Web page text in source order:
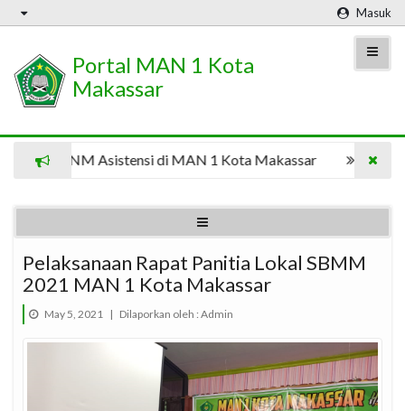
Masuk
Portal MAN 1 Kota
Makassar
UNM Asistensi di MAN 1 Kota Makassar 8
Pelaksanaan Rapat Panitia Lokal SBMM
2021 MAN 1 Kota Makassar
May 5, 2021 | Dilaporkan oleh : Admin